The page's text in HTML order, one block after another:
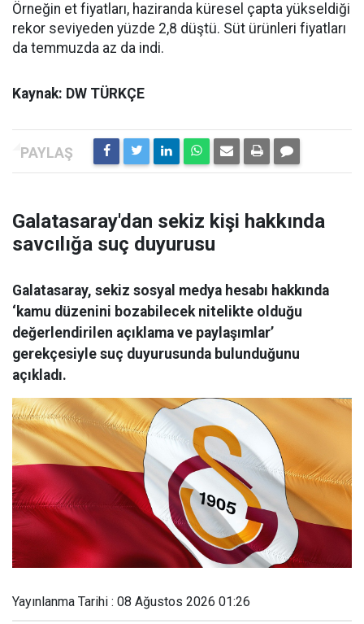
Örneğin et fiyatları, haziranda küresel çapta yükseldiği
rekor seviyeden yüzde 2,8 düştü. Süt ürünleri fiyatları
da temmuzda az da indi.
Kaynak: DW TÜRKÇE
Galatasaray'dan sekiz kişi hakkında
savcılığa suç duyurusu
Galatasaray, sekiz sosyal medya hesabı hakkında
‘kamu düzenini bozabilecek nitelikte olduğu
değerlendirilen açıklama ve paylaşımlar’
gerekçesiyle suç duyurusunda bulunduğunu
açıkladı.
Yayınlanma Tarihi : 08 Ağustos 2026 01:26